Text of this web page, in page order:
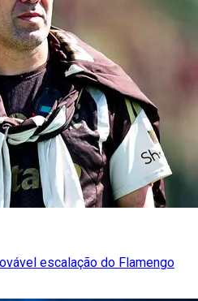
escalação do Flamengo